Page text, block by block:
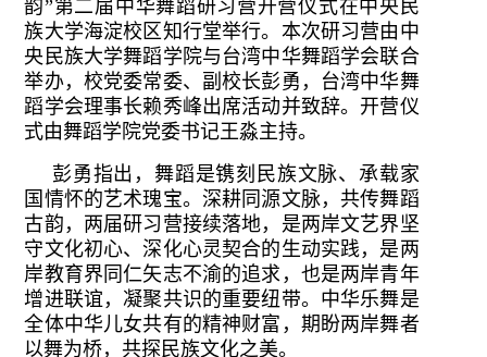
韵”第二届中华舞蹈研习营开营仪式在中央民
族大学海淀校区知行堂举行。本次研习营由中
央民族大学舞蹈学院与台湾中华舞蹈学会联合
举办，校党委常委、副校长彭勇，台湾中华舞
蹈学会理事长赖秀峰出席活动并致辞。开营仪
式由舞蹈学院党委书记王淼主持。
彭勇指出，舞蹈是镌刻民族文脉、承载家
国情怀的艺术瑰宝。深耕同源文脉，共传舞蹈
古韵，两届研习营接续落地，是两岸文艺界坚
守文化初心、深化心灵契合的生动实践，是两
岸教育界同仁矢志不渝的追求，也是两岸青年
增进联谊，凝聚共识的重要纽带。中华乐舞是
全体中华儿女共有的精神财富，期盼两岸舞者
以舞为桥，共探民族文化之美。